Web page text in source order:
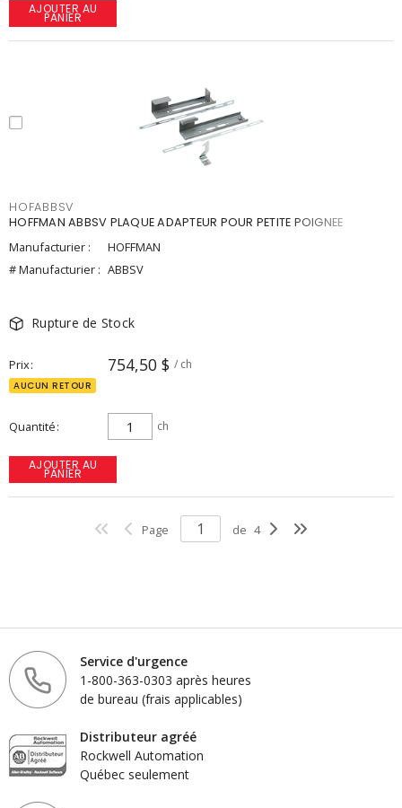
AJOUTER AU
PANIER
HOFABBSV
HOFFMAN ABBSV PLAQUE ADAPTEUR POUR PETITE POIGNEE
Manufacturier :
HOFFMAN
# Manufacturier : ABBSV
Rupture de Stock
Prix 754,50 $ / ch
AUCUN RETOUR
Quantité ch
AJOUTER AU
PANIER
Page de 4
Service d'urgence
1-800-363-0303 après heures
de bureau (frais applicables)
Distributeur agréé
Rockwell Automation
Québec seulement